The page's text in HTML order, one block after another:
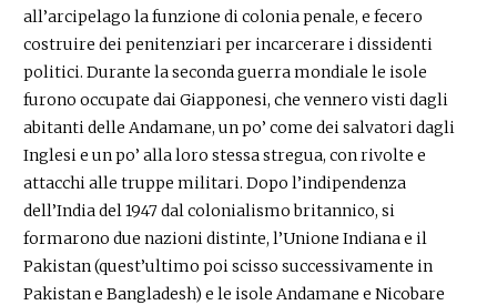
all’arcipelago la funzione di colonia penale, e fecero
costruire dei penitenziari per incarcerare i dissidenti
politici. Durante la seconda guerra mondiale le isole
furono occupate dai Giapponesi, che vennero visti dagli
abitanti delle Andamane, un po’ come dei salvatori dagli
Inglesi e un po’ alla loro stessa stregua, con rivolte e
attacchi alle truppe militari. Dopo l’indipendenza
dell’India del 1947 dal colonialismo britannico, si
formarono due nazioni distinte, l’Unione Indiana e il
Pakistan (quest’ultimo poi scisso successivamente in
Pakistan e Bangladesh) e le isole Andamane e Nicobare